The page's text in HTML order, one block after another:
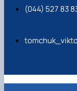
(044) 527 83